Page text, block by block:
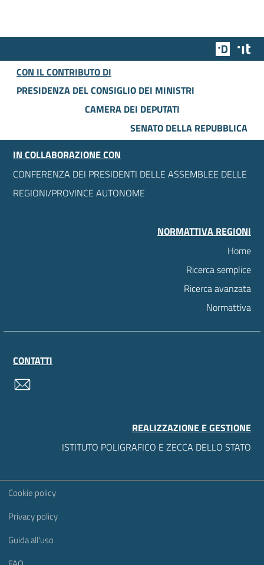
Team
CON IL CONTRIBUTO DI
PRESIDENZA DEL CONSIGLIO DEI MINISTRI
CAMERA DEI DEPUTATI
SENATO DELLA REPUBBLICA
IN COLLABORAZIONE CON
CONFERENZA DEI PRESIDENTI DELLE ASSEMBLEE DELLE
REGIONI/PROVINCE AUTONOME
NORMATTIVA REGIONI
Home
Ricerca semplice
Ricerca avanzata
Normattiva
CONTATTI
REALIZZAZIONE E GESTIONE
ISTITUTO POLIGRAFICO E ZECCA DELLO STATO
Sezione Link Utili
Cookie policy
Privacy policy
Guida all'uso